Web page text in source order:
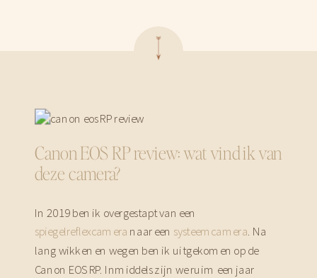
Canon EOS RP review: wat vind ik van
deze camera?
In 2019 ben ik overgestapt van een
spiegelreflexcamera naar een systeemcamera. Na
lang wikken en wegen ben ik uitgekomen op de
Canon EOS RP. Inmiddels zijn we ruim een jaar